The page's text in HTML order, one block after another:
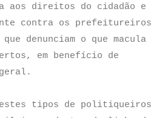
aos direitos do cidadão e
contra os prefeitureiros
denunciam o que macula
em benefício de
tipos de politiqueiros